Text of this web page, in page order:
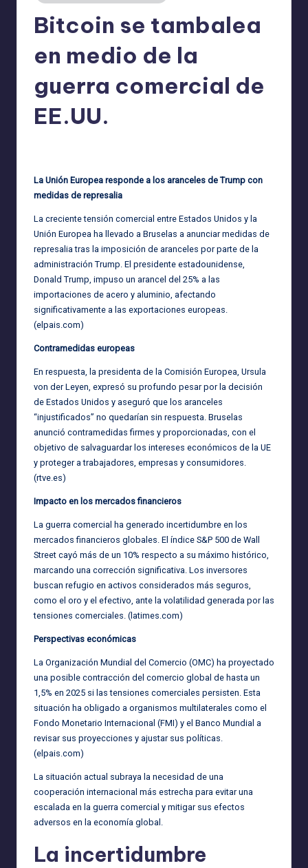
Bitcoin se tambalea
en medio de la
guerra comercial de
EE.UU.
La Unión Europea responde a los aranceles de Trump con
medidas de represalia
La creciente tensión comercial entre Estados Unidos y la
Unión Europea ha llevado a Bruselas a anunciar medidas de
represalia tras la imposición de aranceles por parte de la
administración Trump. El presidente estadounidense,
Donald Trump, impuso un arancel del 25% a las
importaciones de acero y aluminio, afectando
significativamente a las exportaciones europeas.
(elpais.com)
Contramedidas europeas
En respuesta, la presidenta de la Comisión Europea, Ursula
von der Leyen, expresó su profundo pesar por la decisión
de Estados Unidos y aseguró que los aranceles
“injustificados” no quedarían sin respuesta. Bruselas
anunció contramedidas firmes y proporcionadas, con el
objetivo de salvaguardar los intereses económicos de la UE
y proteger a trabajadores, empresas y consumidores.
(rtve.es)
Impacto en los mercados financieros
La guerra comercial ha generado incertidumbre en los
mercados financieros globales. El índice S&P 500 de Wall
Street cayó más de un 10% respecto a su máximo histórico,
marcando una corrección significativa. Los inversores
buscan refugio en activos considerados más seguros,
como el oro y el efectivo, ante la volatilidad generada por las
tensiones comerciales. (latimes.com)
Perspectivas económicas
La Organización Mundial del Comercio (OMC) ha proyectado
una posible contracción del comercio global de hasta un
1,5% en 2025 si las tensiones comerciales persisten. Esta
situación ha obligado a organismos multilaterales como el
Fondo Monetario Internacional (FMI) y el Banco Mundial a
revisar sus proyecciones y ajustar sus políticas.
(elpais.com)
La situación actual subraya la necesidad de una
cooperación internacional más estrecha para evitar una
escalada en la guerra comercial y mitigar sus efectos
adversos en la economía global.
La incertidumbre